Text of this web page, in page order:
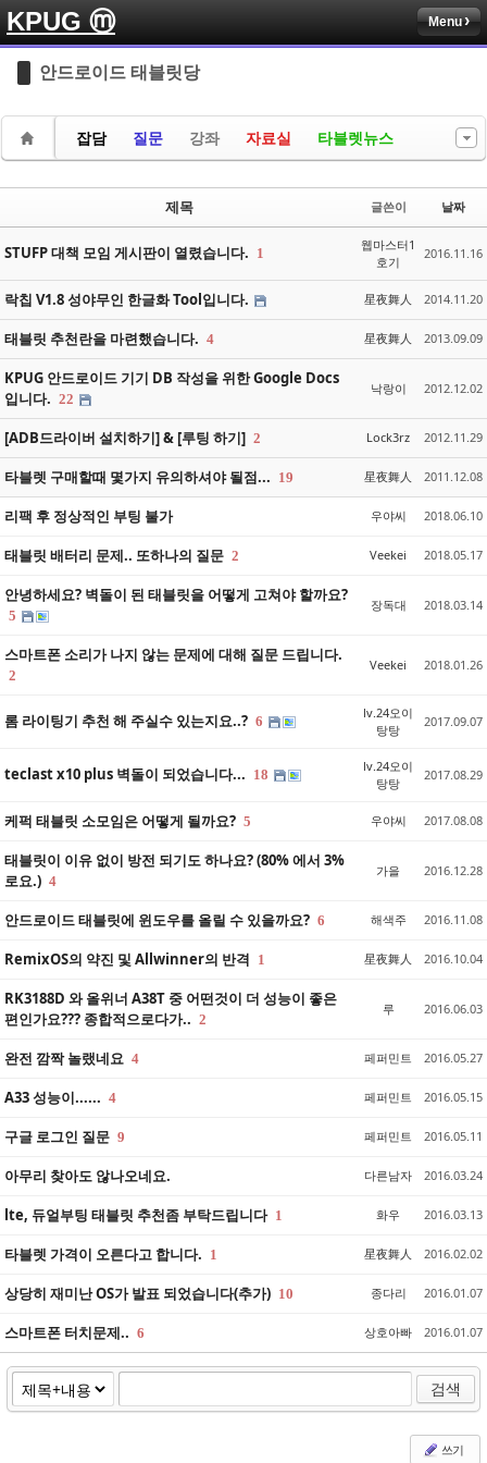
KPUG ⓜ Menu
안드로이드 태블릿당
잡담 질문 강좌 자료실 타블렛뉴스
제목 글쓴이 날짜
STUFP 대책 모임 게시판이 열렸습니다. 1
웹마스터1
호기
2016.11.16
락칩 V1.8 성야무인 한글화 Tool입니다. 星夜舞人 2014.11.20
태블릿 추천란을 마련했습니다. 4 星夜舞人 2013.09.09
KPUG 안드로이드 기기 DB 작성을 위한 Google Docs
입니다. 22
낙랑이 2012.12.02
[ADB드라이버 설치하기] & [루팅 하기] 2 Lock3rz 2012.11.29
타블렛 구매할때 몇가지 유의하셔야 될점... 19 星夜舞人 2011.12.08
리팩 후 정상적인 부팅 불가 우야씨 2018.06.10
태블릿 배터리 문제.. 또하나의 질문 2 Veekei 2018.05.17
안녕하세요? 벽돌이 된 태블릿을 어떻게 고쳐야 할까요?
5
장독대 2018.03.14
스마트폰 소리가 나지 않는 문제에 대해 질문 드립니다.
2
Veekei 2018.01.26
롬 라이팅기 추천 해 주실수 있는지요..? 6
lv.24오이
탕탕
2017.09.07
teclast x10 plus 벽돌이 되었습니다... 18
lv.24오이
탕탕
2017.08.29
케퍽 태블릿 소모임은 어떻게 될까요? 5 우야씨 2017.08.08
태블릿이 이유 없이 방전 되기도 하나요? (80% 에서 3%
로요.) 4
가을 2016.12.28
안드로이드 태블릿에 윈도우를 올릴 수 있을까요? 6 해색주 2016.11.08
RemixOS의 약진 및 Allwinner의 반격 1 星夜舞人 2016.10.04
RK3188D 와 올위너 A38T 중 어떤것이 더 성능이 좋은
편인가요??? 종합적으로다가.. 2
루 2016.06.03
완전 깜짝 놀랬네요 4 페퍼민트 2016.05.27
A33 성능이...... 4 페퍼민트 2016.05.15
구글 로그인 질문 9 페퍼민트 2016.05.11
아무리 찾아도 않나오네요. 다른남자 2016.03.24
lte, 듀얼부팅 태블릿 추천좀 부탁드립니다 1 화우 2016.03.13
타블렛 가격이 오른다고 합니다. 1 星夜舞人 2016.02.02
상당히 재미난 OS가 발표 되었습니다(추가) 10 종다리 2016.01.07
스마트폰 터치문제.. 6 상호아빠 2016.01.07
검색
쓰기
Sketchbook5, 스케치북5
Sketchbook5, 스케치북5
Sketchbook5, 스케치북5
Sketchbook5, 스케치북5